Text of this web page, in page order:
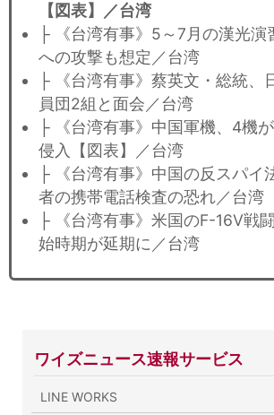
【図表】／台湾
├ 《台湾有事》5～7月の漢光演
への攻撃も想定／台湾
├ 《台湾有事》蔡英文・総統、
員団2組と面会／台湾
├ 《台湾有事》中国軍機、4機
侵入【図表】／台湾
├ 《台湾有事》中国の反スパイ
者の携帯電話検査の恐れ／台湾
├ 《台湾有事》米国のF-16V戦
始時期が延期に／台湾
ワイズニュース速報サービス
LINE WORKS